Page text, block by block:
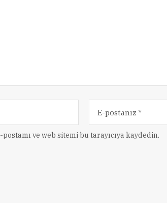
ve web sitemi bu tarayıcıya kaydedin.